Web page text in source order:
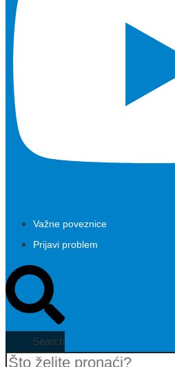
Važne poveznice
Prijavi problem
Search